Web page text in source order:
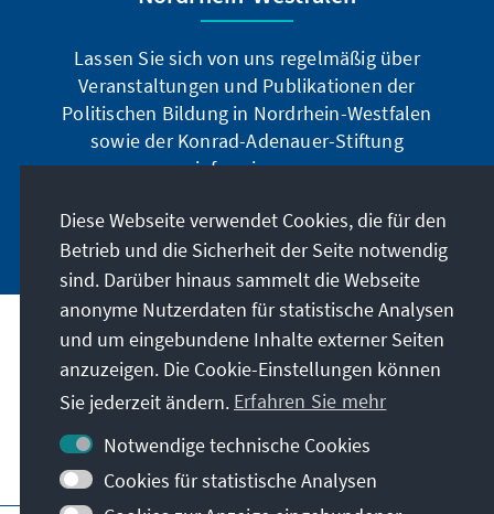
Lassen Sie sich von uns regelmäßig über
Veranstaltungen und Publikationen der
Politischen Bildung in Nordrhein-Westfalen
sowie der Konrad-Adenauer-Stiftung
informieren.
Jetzt abonnieren
Anschrift
Kontakt
Besuchen Sie auch
Diese Webseite verwendet Cookies, die für den
Betrieb und die Sicherheit der Seite notwendig
sind. Darüber hinaus sammelt die Webseite
anonyme Nutzerdaten für statistische Analysen
und um eingebundene Inhalte externer Seiten
anzuzeigen. Die Cookie-Einstellungen können
Sie jederzeit ändern. Erfahren Sie mehr
Notwendige technische Cookies
Cookies für statistische Analysen